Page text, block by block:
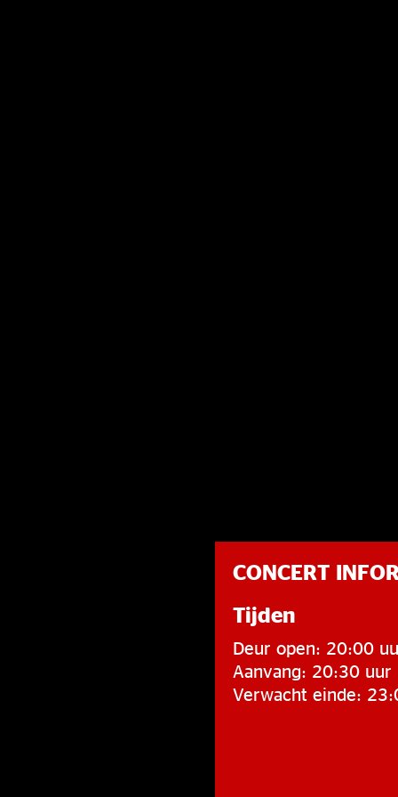
CONCERT
Tijden
Deur open: 20:00
Aanvang: 20:30 uur
Verwacht einde: